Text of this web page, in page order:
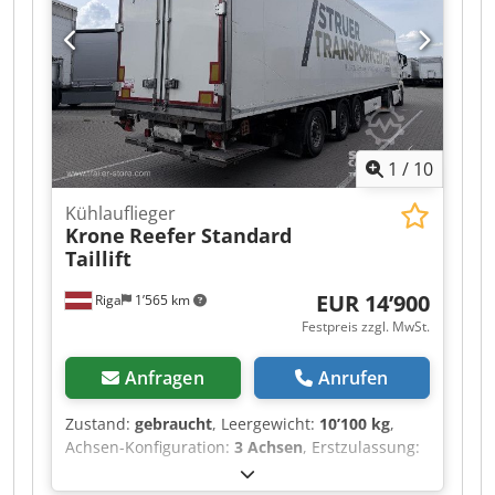
bieten individuelle Finanzierungslösungen, Full-
Service-Verträge und Telematik-
Dienstleistungen. Gerne beraten wir Sie
persönlich. Cedoztgpvepfx Af Asrf
1 / 10
Riga 1’565 km
Kühlauflieger
Krone Reefer Standard
Taillift
EUR 14’900
Festpreis zzgl. MwSt.
Anfragen Anrufen
Zustand: gebraucht, Leergewicht: 10’100 kg,
Achsen-Konfiguration: 3 Achsen, Erstzulassung:
385/65 R22,5